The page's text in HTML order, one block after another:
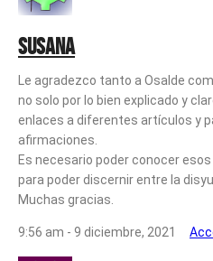
Susana
Le agradezco tanto a Osalde
no solo por lo bien explicado y
enlaces a diferentes artículos y
afirmaciones.
Es necesario poder conocer
para poder discernir entre la
Muchas gracias.
9:56 am - 9 diciembre, 2021